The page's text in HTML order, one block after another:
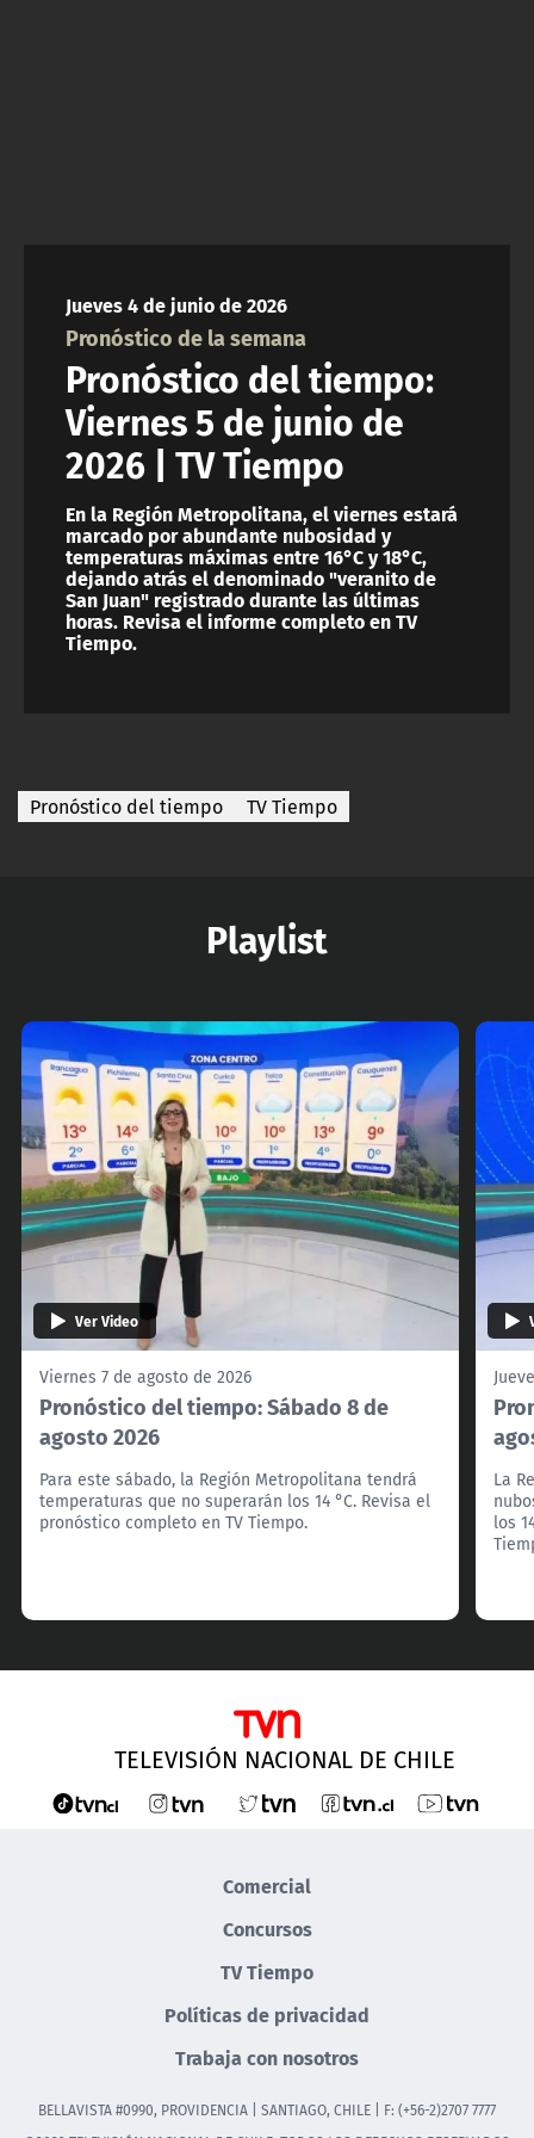
Jueves 4 de junio de 2026
Pronóstico de la semana
Pronóstico del tiempo:
Viernes 5 de junio de
2026 | TV Tiempo
En la Región Metropolitana, el viernes estará
marcado por abundante nubosidad y
temperaturas máximas entre 16°C y 18°C,
dejando atrás el denominado "veranito de
San Juan" registrado durante las últimas
horas. Revisa el informe completo en TV
Tiempo.
Pronóstico del tiempo TV Tiempo
Playlist
Ver Video
Viernes 7 de agosto de 2026
Pronóstico del tiempo: Sábado 8 de
agosto 2026
Para este sábado, la Región Metropolitana tendrá
temperaturas que no superarán los 14 °C. Revisa el
pronóstico completo en TV Tiempo.
La
los
TELEVISIÓN NACIONAL DE CHILE
Comercial
Concursos
TV Tiempo
Políticas de privacidad
Trabaja con nosotros
BELLAVISTA #0990, PROVIDENCIA | SANTIAGO, CHILE | F: (+56-2)2707 7777